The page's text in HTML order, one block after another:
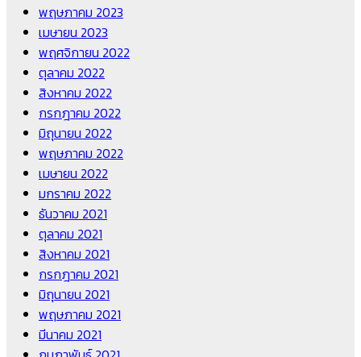
พฤษภาคม 2023
เมษายน 2023
พฤศจิกายน 2022
ตุลาคม 2022
สิงหาคม 2022
กรกฎาคม 2022
มิถุนายน 2022
พฤษภาคม 2022
เมษายน 2022
มกราคม 2022
ธันวาคม 2021
ตุลาคม 2021
สิงหาคม 2021
กรกฎาคม 2021
มิถุนายน 2021
พฤษภาคม 2021
มีนาคม 2021